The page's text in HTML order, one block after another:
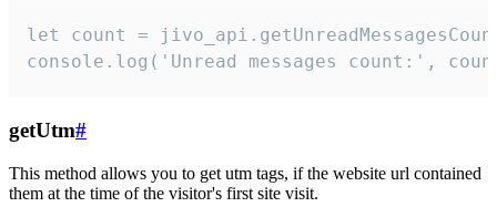
let count =
console.log('Unread messages count:',
getUtm#
This method allows you to get utm tags, if the website url contained
them at the time of the visitor's first site visit.